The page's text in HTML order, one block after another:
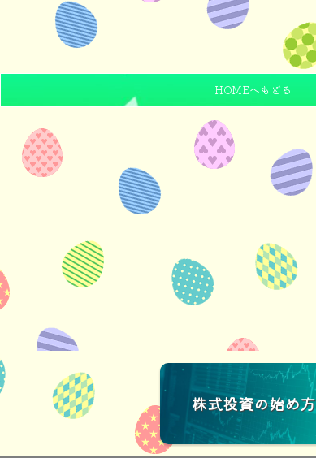
HOMEへもどる
株式投資の始め方